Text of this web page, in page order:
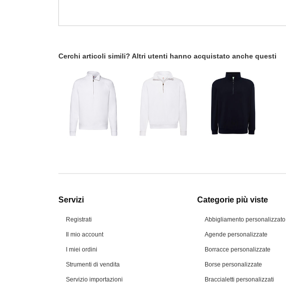
Cerchi articoli simili? Altri utenti hanno acquistato anche questi
Servizi
Registrati
Il mio account
I miei ordini
Strumenti di vendita
Servizio importazioni
Categorie più viste
Abbigliamento personalizzato
Agende personalizzate
Borracce personalizzate
Borse personalizzate
Braccialetti personalizzati